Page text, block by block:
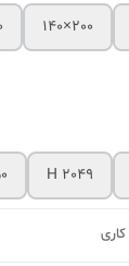
200×140
H 2049